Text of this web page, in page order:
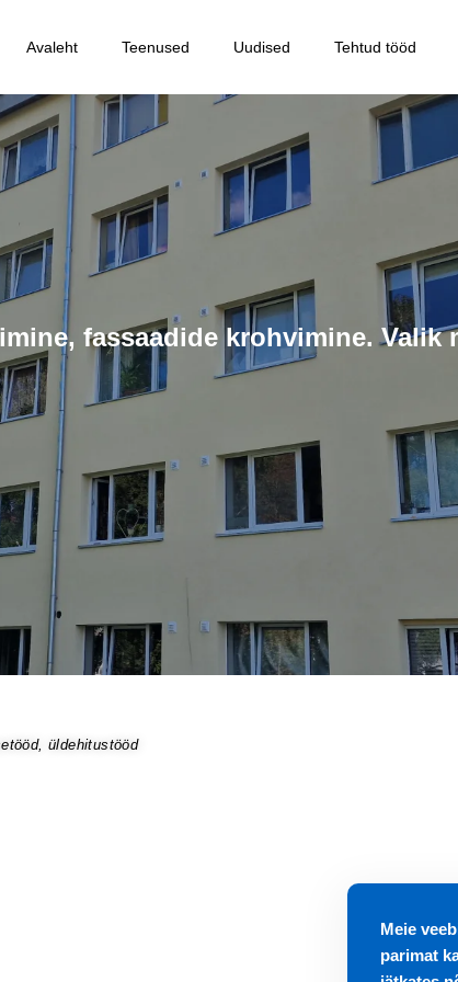
Avaleht Teenused Uudised Tehtud tööd
fassaadide krohvimine.
üldehitustööd
Meie
parimat